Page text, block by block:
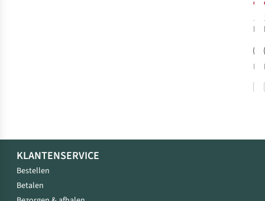
1
%
KLANTENSERVICE
Bestellen
Betalen